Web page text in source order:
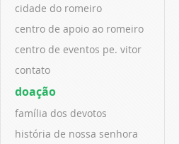
cidade do romeiro
centro de apoio ao romeiro
centro de eventos pe. vitor
contato
doação
família dos devotos
história de nossa senhora